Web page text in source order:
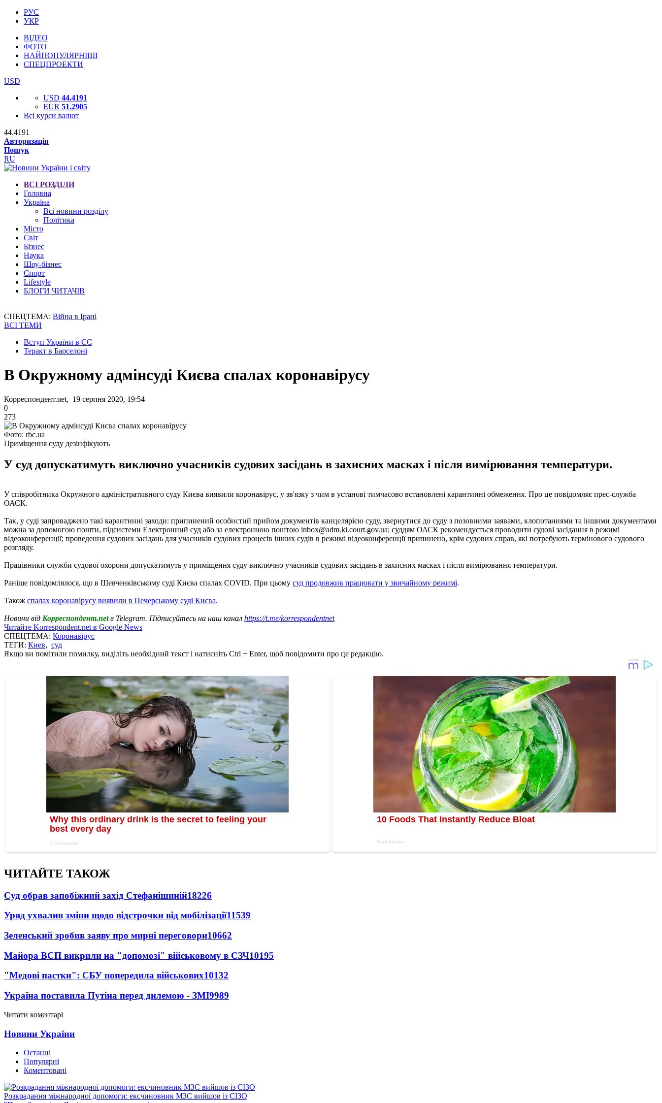
РУС
УКР
ВІДЕО
ФОТО
НАЙПОПУЛЯРНІШІ
СПЕЦПРОЕКТИ
USD
USD 44.4191
EUR 51.2905
Всі курси валют
44.4191
Авторизація
Пошук
RU
ВСІ РОЗДІЛИ
Головна
Україна
Всі новини розділу
Політика
Місто
Світ
Бізнес
Наука
Шоу-бізнес
Спорт
Lifestyle
БЛОГИ ЧИТАЧІВ
СПЕЦТЕМА: Війна в Ірані
ВСІ ТЕМИ
Вступ України в ЄС
Теракт в Барселоні
В Окружному адмінсуді Києва спалах коронавірусу
Корреспондент.net, 19 серпня 2020, 19:54
0
273
Фото: rbc.ua
Приміщення суду дезінфікують
У суд допускатимуть виключно учасників судових засідань в захисних масках і після вимірювання температури.
У співробітника Окружного адміністративного суду Києва виявили коронавірус, у зв'язку з чим в установі тимчасово встановлені карантинні обмеження. Про це повідомляє прес-служба
ОАСК.
Так, у суді запроваджено такі карантинні заходи: припинений особистий прийом документів канцелярією суду, звернутися до суду з позовними заявами, клопотаннями та іншими документами
можна за допомогою пошти, підсистеми Електронний суд або за електронною поштою inbox@adm.ki.court.gov.ua; суддям ОАСК рекомендується проводити судові засідання в режимі
відеоконференції; проведення судових засідань для учасників судових процесів інших судів в режимі відеоконференції припинено, крім судових справ, які потребують термінового судового
розгляду.
Працівники служби судової охорони допускатимуть у приміщення суду виключно учасників судових засідань в захисних масках і після вимірювання температури.
Раніше повідомлялося, що в Шевченківському суді Києва спалах COVID. При цьому суд продовжив працювати у звичайному режимі.
Також спалах коронавірусу виявили в Печерському суді Києва.
Новини від Корреспондент.netв Telegram. Підписуйтесь на наш канал https://t.me/korrespondentnet
Читайте Korrespondent.net в Google News
СПЕЦТЕМА: Коронавірус
ТЕГИ: Киев, суд
Якщо ви помітили помилку, виділіть необхідний текст і натисніть Ctrl + Enter, щоб повідомити про це редакцію.
ЧИТАЙТЕ ТАКОЖ
Суд обрав запобіжний захід Стефанішиній18226
Уряд ухвалив зміни щодо відстрочки від мобілізації11539
Зеленський зробив заяву про мирні переговори10662
Майора ВСП викрили на "допомозі" військовому в СЗЧ10195
"Медові пастки": СБУ попередила військових10132
Україна поставила Путіна перед дилемою - ЗМІ9989
Читати коментарі
Новини України
Останні
Популярні
Коментовані
Розкрадання міжнародної допомоги: ексчиновник МЗС вийшов із СІЗО